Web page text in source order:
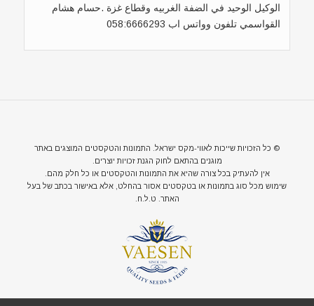
الوكيل الوحيد في الضفة الغربيه وقطاع غزة .حسام هشام
القواسمي تلفون وواتس اب 058:6666293
© כל הזכויות שייכות לאווי-מקס ישראל. התמונות והטקסטים המוצגים באתר
מוגנים בהתאם לחוק הגנת זכויות יוצרים.
אין להעתיק בכל צורה שהיא את התמונות והטקסטים או כל חלק מהם.
שימוש מכל סוג בתמונות או בטקסטים אסור בהחלט, אלא באישור בכתב של בעל
האתר. ט.ל.ח.